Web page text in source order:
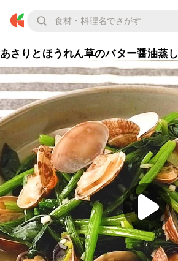
あさりとほうれん草のバター醤油蒸し